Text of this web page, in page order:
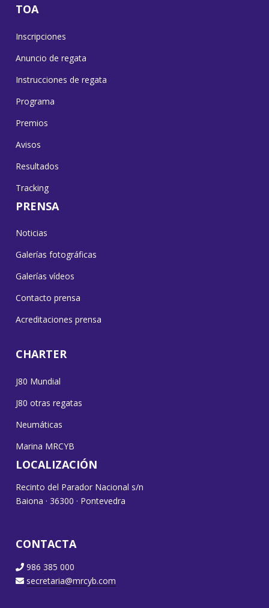
TOA
Inscripciones
Anuncio de regata
Instrucciones de regata
Programa
Premios
Avisos
Resultados
Tracking
PRENSA
Noticias
Galerías fotográficas
Galerías vídeos
Contacto prensa
Acreditaciones prensa
CHARTER
J80 Mundial
J80 otras regatas
Neumáticas
Marina MRCYB
LOCALIZACIÓN
Recinto del Parador Nacional s/n
Baiona · 36300 · Pontevedra
CONTACTA
986 385 000
secretaria@mrcyb.com